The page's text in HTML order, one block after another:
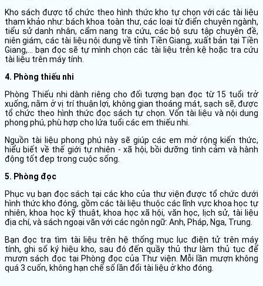
Kho sách được tổ chức theo hình thức kho tự chọn với các tài liệu
tham khảo như: bách khoa toàn thư, các loại từ điển chuyên ngành,
tiểu sử danh nhân, cẩm nang tra cứu, các bộ sưu tập chuyên đề,
niên giám, các tài liệu nội dung về tỉnh Tiền Giang, xuất bản tại Tiền
Giang,… bạn đọc sẽ tự mình chọn các tài liệu trên kệ hoặc tra cứu
tài liệu trên máy tính.
4. Phòng thiếu nhi
Phòng Thiếu nhi dành riêng cho đối tượng bạn đọc từ 15 tuổi trở
xuống, nằm ở vị trí thuận lợi, không gian thoáng mát, sạch sẽ, được
tổ chức theo hình thức đọc sách tự chọn. Vốn tài liệu và nội dung
phong phú, phù hợp cho lứa tuổi các em thiếu nhi.
Nguồn tài liệu phong phú này sẽ giúp các em mở rộng kiến thức,
hiểu biết về thế giới tự nhiên - xã hội, bồi dưỡng tình cảm và hành
động tốt đẹp trong cuộc sống.
5. Phòng đọc
Phục vụ bạn đọc sách tại các kho của thư viện được tổ chức dưới
hình thức kho đóng, gồm các tài liệu thuộc các lĩnh vực khoa học tự
nhiên, khoa học kỹ thuật, khoa học xã hội, văn học, lịch sử, tài liệu
địa chí, và sách ngoại văn với các ngôn ngữ: Anh, Pháp, Nga, Trung.
Bạn đọc tra tìm tài liệu trên hệ thống mục lục điện tử trên máy
tính, ghi số ký hiệu kho, sau đó đến quầy thủ thư làm thủ tục để
mượn sách đọc tại Phòng đọc của Thư viện. Mỗi lần mượn không
quá 3 cuốn, không hạn chế số lần đổi tài liệu ở kho đóng.